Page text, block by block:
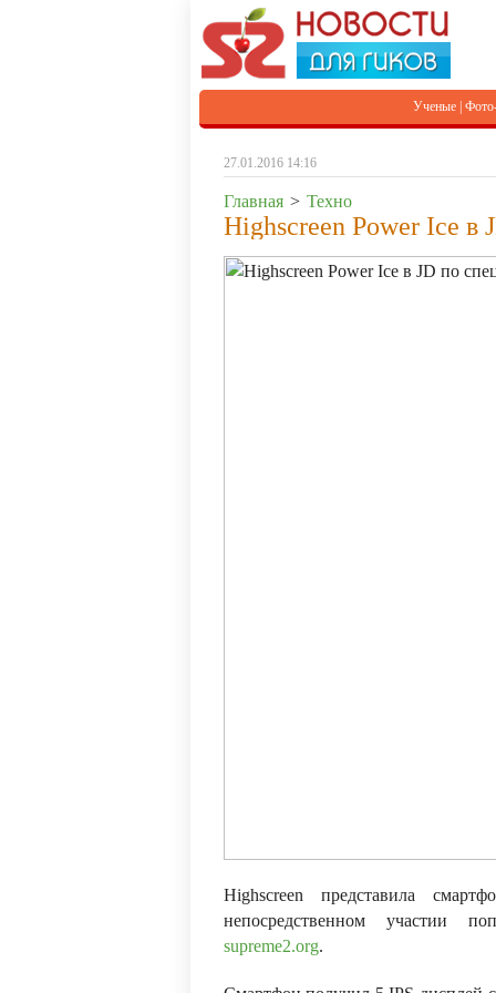
Ученые
27.01.2016 14:16
Главная > Техно
Highscreen Power Ice в
Highscreen представила
непосредственном участии
supreme2.org.